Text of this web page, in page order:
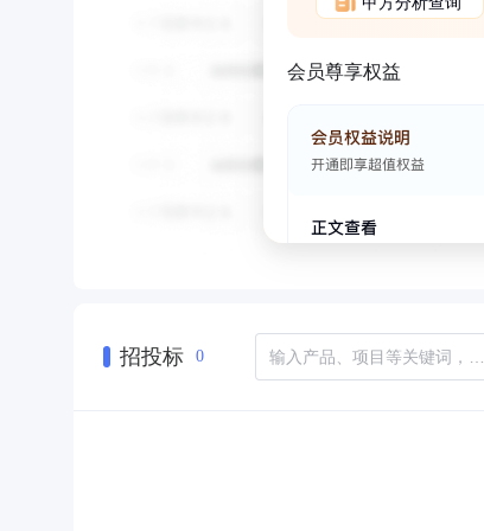
会员尊享权益
招投标 0